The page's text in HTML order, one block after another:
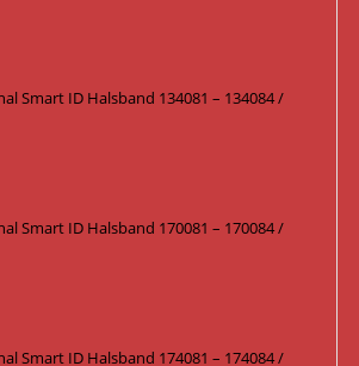
Smart ID Halsband 134081 – 134084 /
Smart ID Halsband 170081 – 170084 /
Smart ID Halsband 174081 – 174084 /